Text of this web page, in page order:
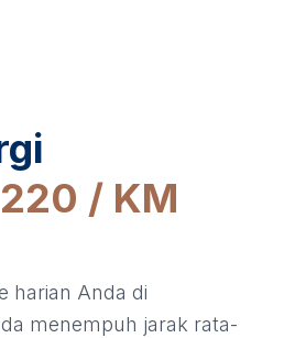
/ KM
harian Anda di
menempuh jarak rata-